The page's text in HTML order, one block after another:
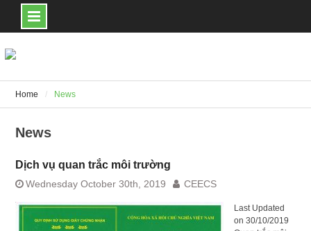
to
content
Home News
News
Dịch vụ quan trắc môi trường
Wednesday October 30th, 2019 CEECS
Last Updated
on 30/10/2019